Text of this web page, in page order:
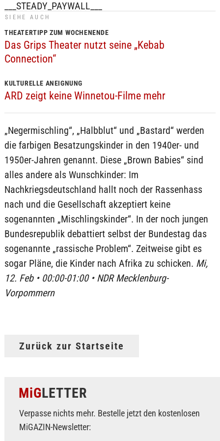
___STEADY_PAYWALL___
SIEHE AUCH
THEATERTIPP ZUM WOCHENENDE
Das Grips Theater nutzt seine „Kebab
Connection“
KULTURELLE ANEIGNUNG
ARD zeigt keine Winnetou-Filme mehr
„Negermischling“, „Halbblut“ und „Bastard“ werden
die farbigen Besatzungskinder in den 1940er- und
1950er-Jahren genannt. Diese „Brown Babies“ sind
alles andere als Wunschkinder: Im
Nachkriegsdeutschland hallt noch der Rassenhass
nach und die Gesellschaft akzeptiert keine
sogenannten „Mischlingskinder“. In der noch jungen
Bundesrepublik debattiert selbst der Bundestag das
sogenannte „rassische Problem“. Zeitweise gibt es
sogar Pläne, die Kinder nach Afrika zu schicken. Mi,
12. Feb • 00:00-01:00 • NDR Mecklenburg-
Vorpommern
Zurück zur Startseite
MiGLETTER
Verpasse nichts mehr. Bestelle jetzt den kostenlosen
MiGAZIN-Newsletter: